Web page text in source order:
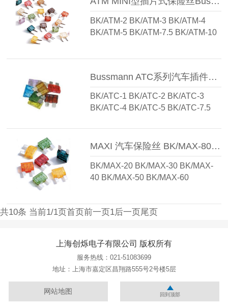
BK/ATM-2 BK/ATM-3 BK/ATM-4
BK/ATM-5 BK/ATM-7.5 BK/ATM-10
Bussmann ATC系列汽车插件保险丝 BK/ATC-25 BK/ATC-20 BK/ATC-30 BK/ATC-3 BK/ATC-40 BK/ATC-4 BK/ATC-7.5 BK/ATC-5 BK/ATC-10 BK/ATC-1 BK/ATC-2 BK/ATC-15
BK/ATC-1 BK/ATC-2 BK/ATC-3
BK/ATC-4 BK/ATC-5 BK/ATC-7.5
BK/ATC-25 BK/ATC-30 BK/ATC-
40...
MAXI 汽车保险丝 BK/MAX-80 BK/MAX-70 BK/MAX-20 BK/MAX-40 BK/MAX-30 BK/MAX-60 BK/MAX-50
BK/MAX-20 BK/MAX-30 BK/MAX-
40 BK/MAX-50 BK/MAX-60
共10条 当前1/1页首页前一页 1后一页 尾页
上海创烁电子有限公司 版权所有
服务热线：021-51083699
地址：上海市嘉定区昌翔路555号2号楼5层
网站地图 回到顶部